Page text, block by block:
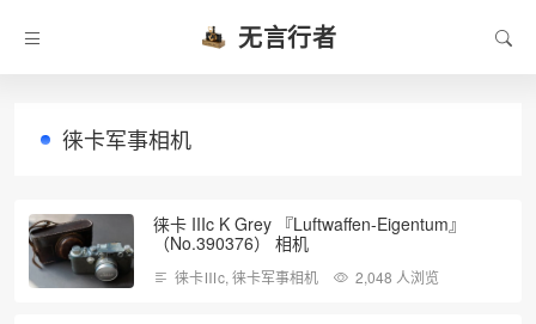
无言行者
徕卡军事相机
徕卡 IIIc K Grey 『Luftwaffen-Eigentum』
（No.390376） 相机
徕卡Ⅲc, 徕卡军事相机 2,048 人浏览